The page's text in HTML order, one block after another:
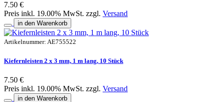
7.50 €
Preis inkl. 19.00% MwSt. zzgl. Versand
in den Warenkorb
Artikelnummer: AE755522
Kiefernleisten 2 x 3 mm, 1 m lang, 10 Stück
7.50 €
Preis inkl. 19.00% MwSt. zzgl. Versand
in den Warenkorb